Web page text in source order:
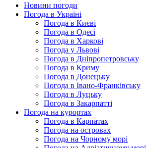
Новини погоди
Погода в Україні
Погода в Києві
Погода в Одесі
Погода в Харкові
Погода у Львові
Погода в Дніпропетровську
Погода в Криму
Погода в Донецьку
Погода в Івано-Франківську
Погода в Луцьку
Погода в Закарпатті
Погода на курортах
Погода в Карпатах
Погода на островах
Погода на Чорному морі